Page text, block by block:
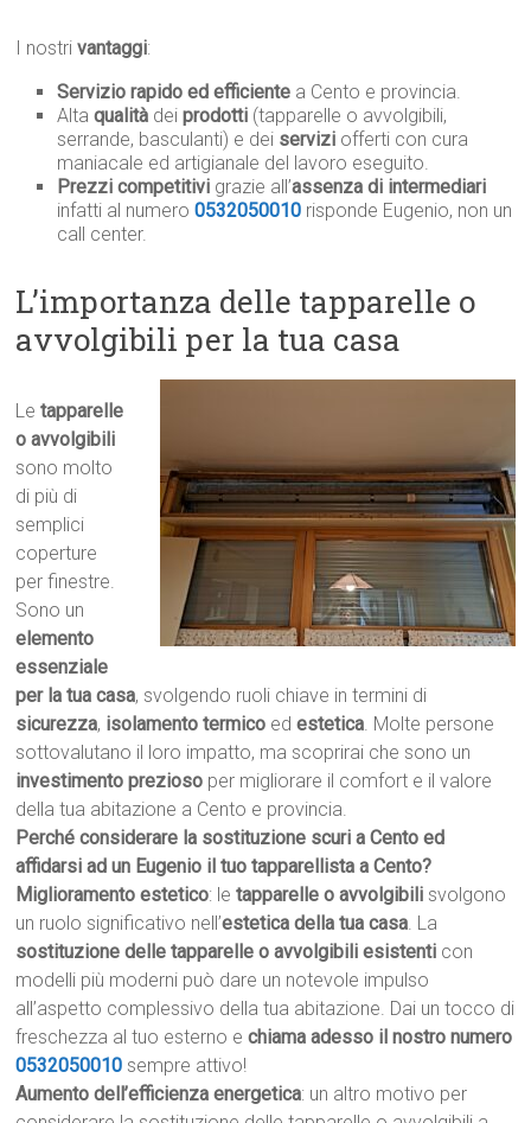
I nostrivantaggi:
Servizio rapido ed efficiente a Cento e provincia.
Altaqualità deiprodotti (tapparelle o avvolgibili,
serrande, basculanti) e dei servizi offerti con cura
maniacale ed artigianale del lavoro eseguito.
Prezzi competitivi grazie all’assenza di intermediari
infatti al numero0532050010 risponde Eugenio, non un
call center.
L’importanza delle tapparelle o
avvolgibili per la tua casa
Letapparelle
o avvolgibili
sono molto
di più di
semplici
coperture
per finestre.
Sono un
elemento
essenziale
per la tua casa, svolgendo ruoli chiave in termini di
sicurezza, isolamento termico edestetica. Molte persone
sottovalutano il loro impatto, ma scoprirai che sono un
investimento prezioso per migliorare il comfort e il valore
della tua abitazione a Cento e provincia.
Perché considerare la sostituzione scuri a Cento ed
affidarsi ad un Eugenio il tuo tapparellista a Cento?
Miglioramento estetico: letapparelle o avvolgibili svolgono
un ruolo significativo nell’estetica della tua casa. La
sostituzione delle tapparelle o avvolgibili esistenti con
modelli più moderni può dare un notevole impulso
all’aspetto complessivo della tua abitazione. Dai un tocco di
freschezza al tuo esterno echiama adesso il nostro numero
0532050010 sempre attivo!
Aumento dell’efficienza energetica: un altro motivo per